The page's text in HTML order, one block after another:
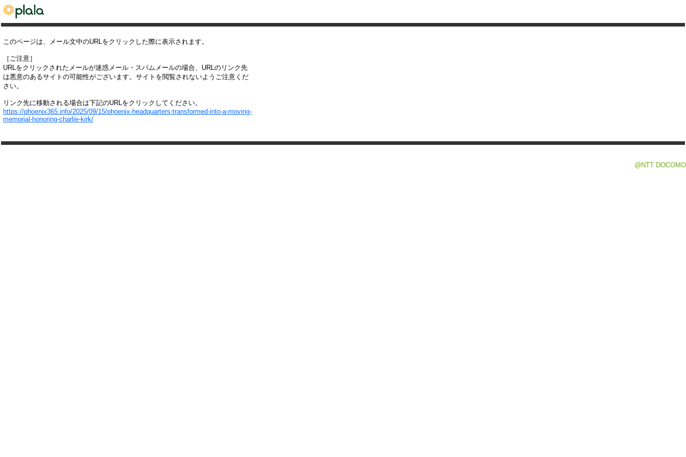
このページは、メール文中のURLをクリックした際に表示されます。
［ご注意］
URLをクリックされたメールが迷惑メール・スパムメールの場合、URLのリンク先
は悪意のあるサイトの可能性がございます。サイトを閲覧されないようご注意くだ
さい。
リンク先に移動される場合は下記のURLをクリックしてください。
https://phoenix365.info/2025/09/15/phoenix-headquarters-transformed-into-a-moving-
memorial-honoring-charlie-kirk/
@NTT DOCOMO